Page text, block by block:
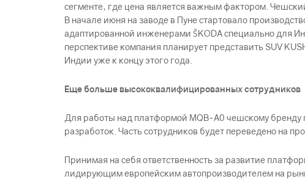
сегменте, где цена является важным фактором.
В начале июня на заводе в Пуне стартовало
адаптированной инженерами ŠKODА специально для
перспективе компания планирует представить SUV
Индии уже к концу этого года.
Еще больше высококвалифицированных сотрудников
Для работы над платформой MQB-A0 чешскому
разработок. Часть сотрудников будет переведено на
Принимая на себя ответственность за развитие
лидирующим европейским автопроизводителем на